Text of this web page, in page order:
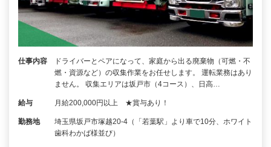
仕事内容
ドライバーとペアになって、家庭から出る廃棄物（可燃・不
燃・資源など）の収集作業をお任せします。 運転業務はあり
ません。 収集エリアは坂戸市（4コース）、日高…
給与 月給200,000円以上 ★賞与あり！
勤務地
埼玉県坂戸市塚越20-4（「若葉駅」より車で10分、ホワイト
歯科わかば様並び）